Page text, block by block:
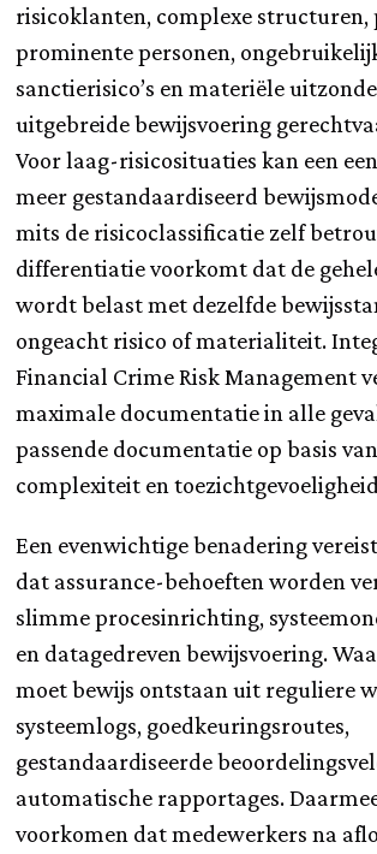
risicoklanten, complexe
prominente personen,
sanctierisico’s en materiële
uitgebreide bewijsvoering
Voor laag-risicosituaties kan een
meer gestandaardiseerd
mits de risicoclassificatie zelf
differentiatie voorkomt dat de
wordt belast met dezelfde
ongeacht risico of materialiteit.
Financial Crime Risk Management
maximale documentatie in alle
passende documentatie op basis
complexiteit en
Een evenwichtige benadering
dat assurance-behoeften worden
slimme procesinrichting,
en datagedreven bewijsvoering.
moet bewijs ontstaan uit reguliere
systeemlogs, goedkeuringsroutes,
gestandaardiseerde
automatische rapportages.
voorkomen dat medewerkers na